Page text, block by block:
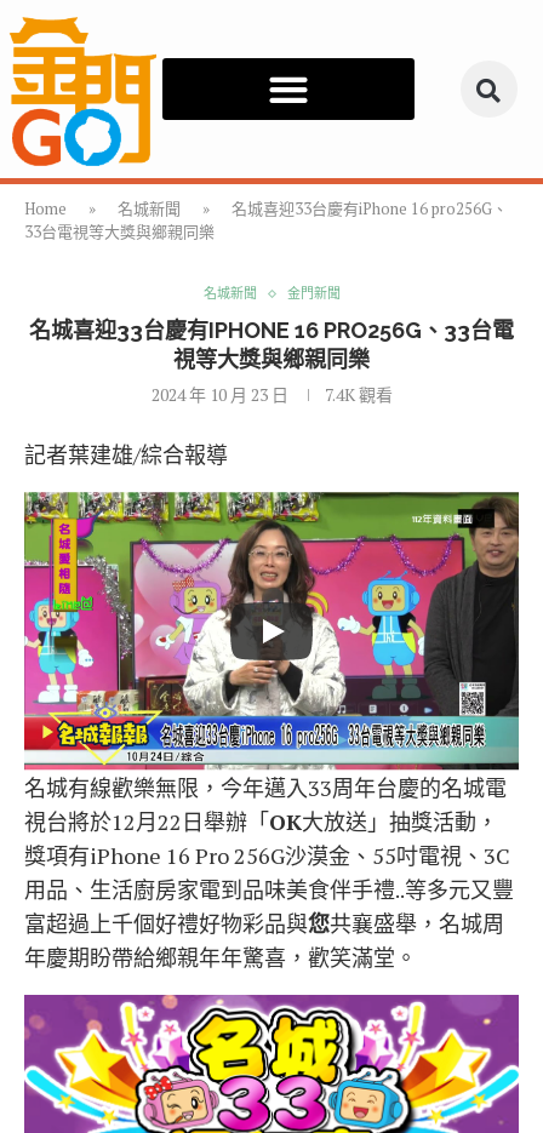
Home » 名城新聞 »
名城喜迎33台慶有iPhone 16 pro256G、
33台電視等大獎與鄉親同樂
名城新聞 金門新聞
名城喜迎33台慶有IPHONE 16 PRO256G、33台電
視等大獎與鄉親同樂
2024 年 10 月 23 日 7.4K觀看
記者葉建雄/綜合報導
名城有線歡樂無限，今年邁入33周年台慶的名城電
視台將於12月22日舉辦「OK大放送」抽獎活動，
獎項有iPhone 16 Pro 256G沙漠金、55吋電視、3C
用品、生活廚房家電到品味美食伴手禮..等多元又豐
富超過上千個好禮好物彩品與您共襄盛舉，名城周
年慶期盼帶給鄉親年年驚喜，歡笑滿堂。